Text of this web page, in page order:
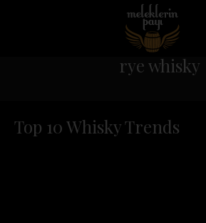
rye whisky
Top 10 Whisky Trends